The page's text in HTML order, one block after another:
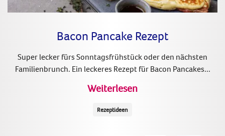
Bacon Pancake Rezept
Super lecker fürs Sonntagsfrühstück oder den nächsten
Familienbrunch. Ein leckeres Rezept für Bacon Pancakes...
Weiterlesen
Rezeptideen